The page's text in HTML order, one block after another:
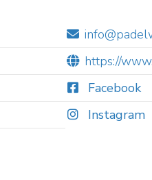
https://
Facebook
Instagram